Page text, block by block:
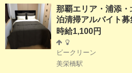
那覇エリア・浦添
泊清掃アルバイト募
時給1,100円
ビークリーン
美栄橋駅